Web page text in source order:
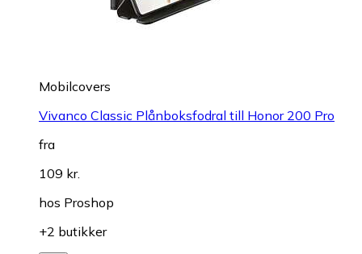
Mobilcovers
Vivanco Classic Plånboksfodral till Honor 200 Pro
fra
109 kr.
hos Proshop
+2 butikker